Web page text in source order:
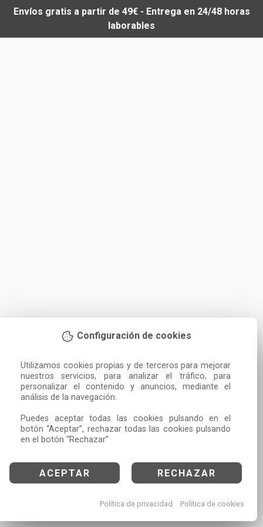
Configuración de cookies
Utilizamos cookies propias y de terceros para mejorar
nuestros servicios, para analizar el tráfico, para
personalizar el contenido y anuncios, mediante el
análisis de la navegación.
Puedes aceptar todas las cookies pulsando en el
botón “Aceptar”, rechazar todas las cookies pulsando
en el botón “Rechazar”
ACEPTAR RECHAZAR
Política de privacidad Política de cookies
Envíos gratis a partir de 49€ - Entrega en 24/48 horas
laborables